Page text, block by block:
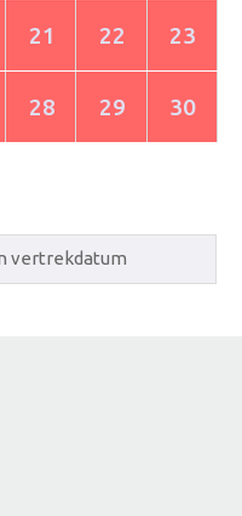
21 22 23
28 29 30